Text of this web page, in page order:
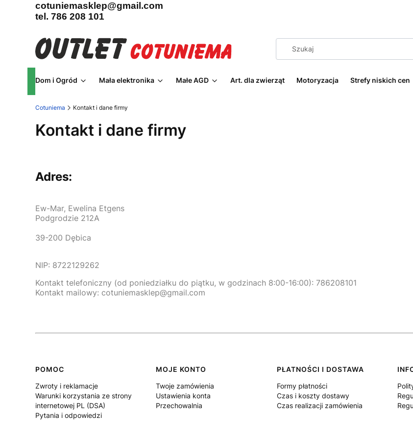
cotuniemasklep@gmail.com
tel. 786 208 101
Dom i Ogród Mała elektronika Małe AGD Art. dla zwierząt Motoryzacja Strefy niskich cen
Cotuniema Kontakt i dane firmy
Kontakt i dane firmy
Adres:
Ew-Mar, Ewelina Etgens
Podgrodzie 212A
39-200 Dębica
NIP: 8722129262
Kontakt telefoniczny (od poniedziałku do piątku, w godzinach 8:00-16:00): 786208101
Kontakt mailowy: cotuniemasklep@gmail.com
Linki w stopce
POMOC
Zwroty i reklamacje
Warunki korzystania ze strony
internetowej PL (DSA)
Pytania i odpowiedzi
MOJE KONTO
Twoje zamówienia
Ustawienia konta
Przechowalnia
PŁATNOŚCI I DOSTAWA
Formy płatności
Czas i koszty dostawy
Czas realizacji zamówienia